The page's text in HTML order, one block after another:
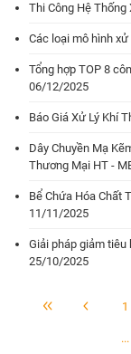
Thi Công Hệ
Các loại mô hình
Tổng hợp TOP 8
06/12/2025
Báo Giá Xử Lý Khí
Dây Chuyền Mạ
Thương Mại HT -
Bể Chứa Hóa Chất
11/11/2025
Giải pháp giảm tiêu
25/10/2025
1
...